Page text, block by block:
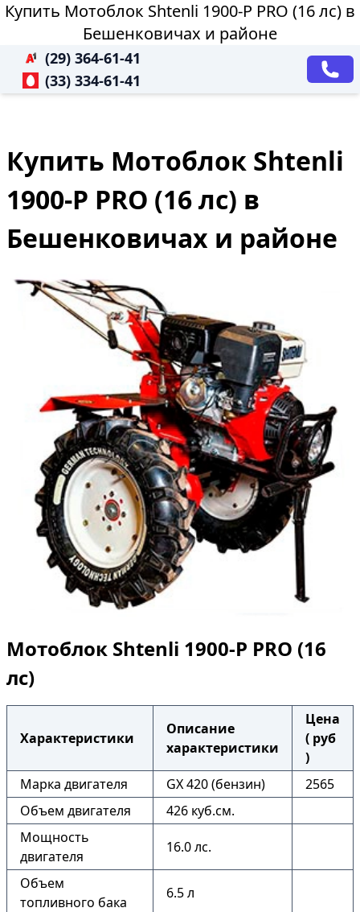
Купить Мотоблок Shtenli 1900-P PRO (16 лс) в
Бешенковичах и районе
(29) 364-61-41
(33) 334-61-41
Купить Мотоблок Shtenli
1900-P PRO (16 лс) в
Бешенковичах и районе
Мотоблок Shtenli 1900-P PRO (16
лс)
Характеристики
Описание
характеристики
Цена
( руб
)
Марка двигателя
GX 420 (бензин)
2565
Объем двигателя
426 куб.см.
Мощность
двигателя
16.0 лс.
Объем
топливного бака
6.5 л